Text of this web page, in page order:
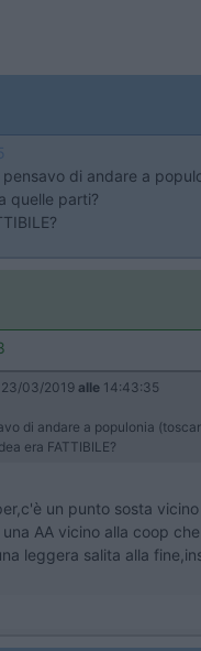
di andare a
quelle parti?
23/03/2019 alle 14:43:35
di andare a populonia
era FATTIBILE?
un punto sosta
AA vicino alla coop
leggera salita alla